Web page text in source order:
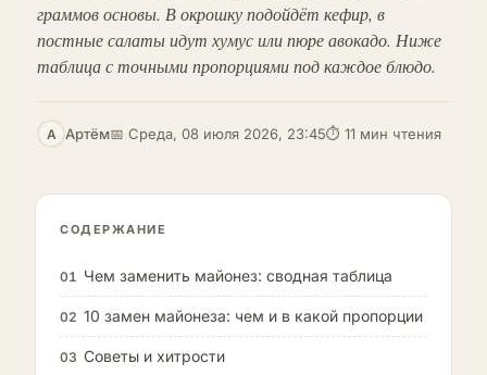
граммов основы. В окрошку подойдёт кефир, в
постные салаты идут хумус или пюре авокадо. Ниже
таблица с точными пропорциями под каждое блюдо.
А Артём📅 Среда, 08 июля 2026, 23:45⏱ 11 мин чтения
СОДЕРЖАНИЕ
01 Чем заменить майонез: сводная таблица
02 10 замен майонеза: чем и в какой пропорции
03 Советы и хитрости